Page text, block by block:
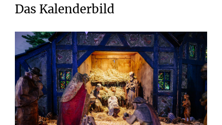
Das Kalenderbild